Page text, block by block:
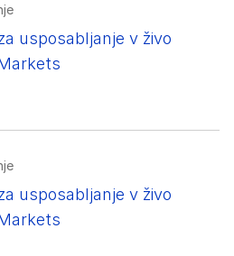
usposabljanje v živo
usposabljanje v živo